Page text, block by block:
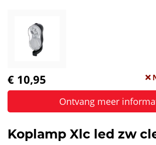
€ 10,95
Ontvang meer
Koplamp Xlc led zw